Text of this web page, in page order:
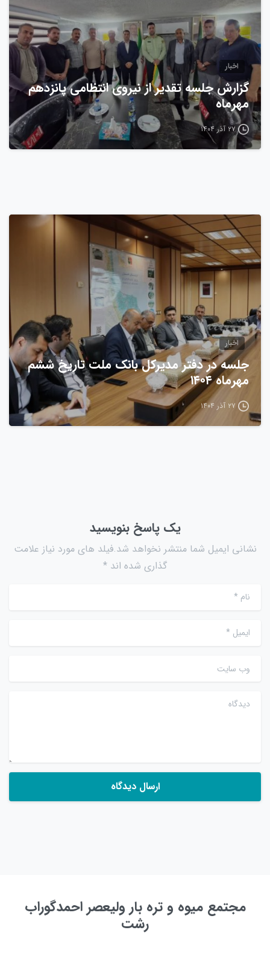
اخبار
گزارش جلسه تقدیر از نیروی انتظامی پانزدهم
مهرماه
۲۷ آذر ۱۴۰۴
اخبار
جلسه در دفتر مدیرکل بانک ملت تاریخ ششم
مهرماه ۱۴۰۴
۲۷ آذر ۱۴۰۴
یک پاسخ بنویسید
نشانی ایمیل شما منتشر نخواهد شد.فیلد های مورد نیاز علامت
گذاری شده اند *
نام*
ایمیل *
وب سایت
دیدگاه
مجتمع میوه و تره بار ولیعصر احمدگوراب
رشت